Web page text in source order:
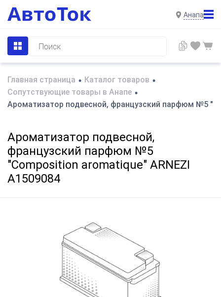
Анапа
Главная страница • Каталог товаров •
Сопутствующие товары в Анапе •
Ароматизатор подвесной, французский парфюм №5
Ароматизатор подвесной,
французский парфюм №5
"Composition aromatique" ARNEZI
A1509084